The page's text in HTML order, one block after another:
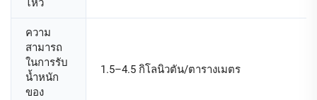
ไหว
ความ
สามารถ
ในการรับ
น้ำหนัก
ของ
1.5–4.5 กิโลนิวตัน/ตารางเมตร